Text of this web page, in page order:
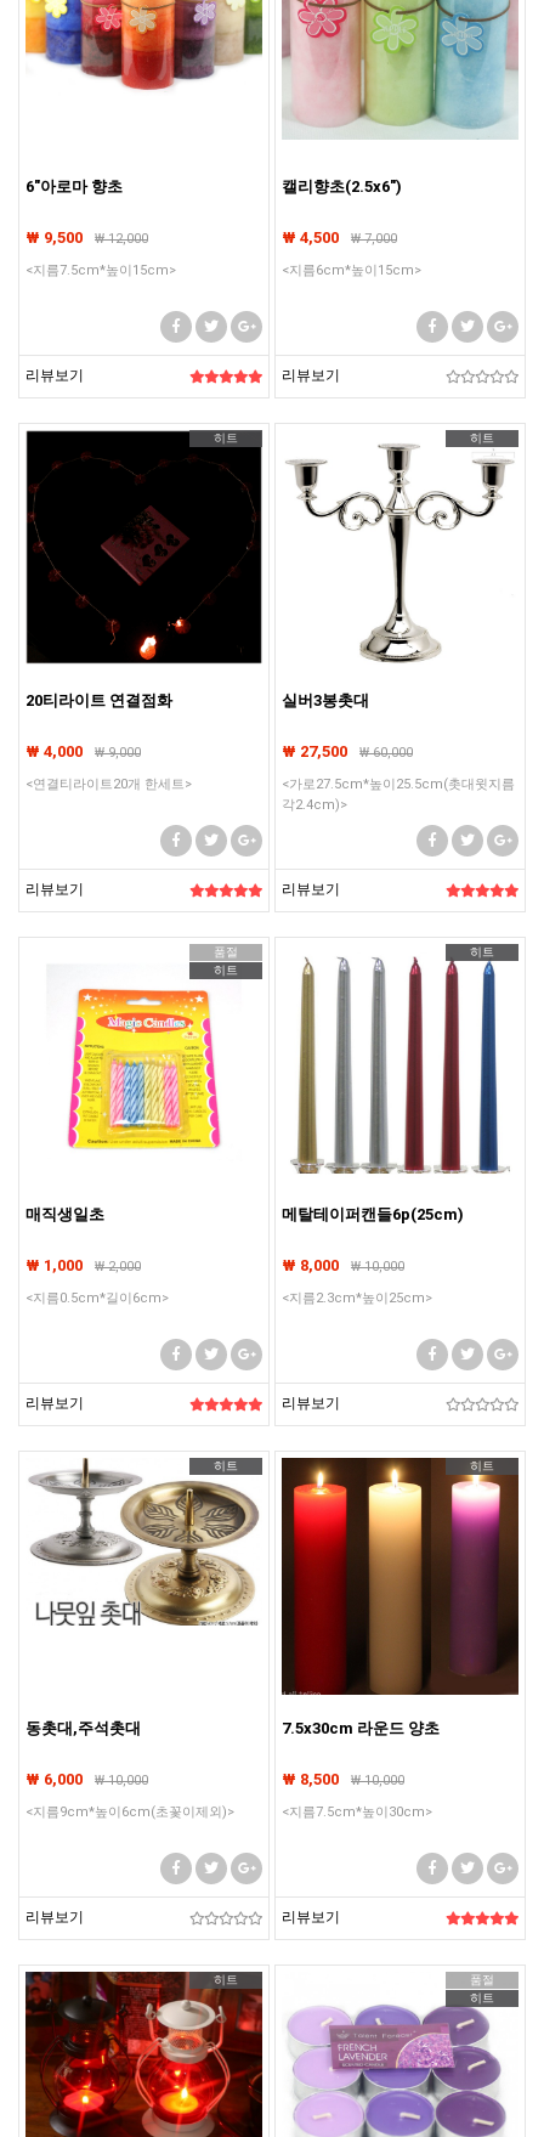
6"아로마 향초
₩ 9,500 ₩12,000
<지름7.5cm*높이15cm>
리뷰보기
캘리향초(2.5x6")
₩ 4,500 ₩7,000
<지름6cm*높이15cm>
리뷰보기
히트
20티라이트 연결점화
₩ 4,000 ₩9,000
<연결티라이트20개 한세트>
리뷰보기
히트
실버3봉촛대
₩ 27,500 ₩60,000
<가로27.5cm*높이25.5cm(촛대윗지름
각2.4cm)>
리뷰보기
품절
히트
매직생일초
₩ 1,000 ₩2,000
<지름0.5cm*길이6cm>
리뷰보기
히트
메탈테이퍼캔들6p(25cm)
₩ 8,000 ₩10,000
<지름2.3cm*높이25cm>
리뷰보기
히트
동촛대,주석촛대
₩ 6,000 ₩10,000
<지름9cm*높이6cm(초꽃이제외)>
리뷰보기
히트
7.5x30cm 라운드 양초
₩ 8,500 ₩10,000
<지름7.5cm*높이30cm>
리뷰보기
히트
품절
히트